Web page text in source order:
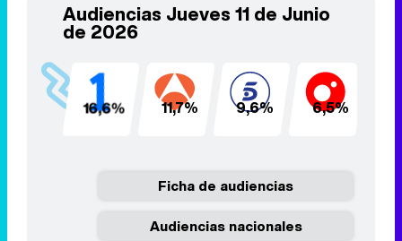
Audiencias Jueves 11 de Junio
de 2026
16,6% 11,7% 9,6% 6,5%
Ficha de audiencias
Audiencias nacionales